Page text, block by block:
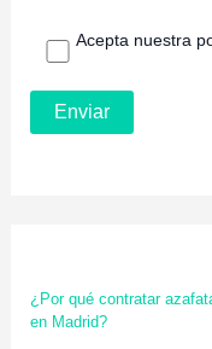
Acepta nuestra
¿Por qué contratar
en Madrid?